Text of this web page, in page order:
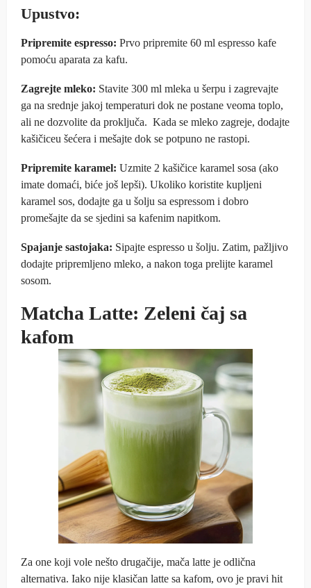
Upustvo:
Pripremite espresso: Prvo pripremite 60 ml espresso kafe
pomoću aparata za kafu.
Zagrejte mleko: Stavite 300 ml mleka u šerpu i zagrevajte
ga na srednje jakoj temperaturi dok ne postane veoma toplo,
ali ne dozvolite da proključa. Kada se mleko zagreje, dodajte
kašičiceu šećera i mešajte dok se potpuno ne rastopi.
Pripremite karamel: Uzmite 2 kašičice karamel sosa (ako
imate domaći, biće još lepši). Ukoliko koristite kupljeni
karamel sos, dodajte ga u šolju sa espressom i dobro
promešajte da se sjedini sa kafenim napitkom.
Spajanje sastojaka: Sipajte espresso u šolju. Zatim, pažljivo
dodajte pripremljeno mleko, a nakon toga prelijte karamel
sosom.
Matcha Latte: Zeleni čaj sa
kafom
Za one koji vole nešto drugačije, mača latte je odlična
alternativa. Iako nije klasičan latte sa kafom, ovo je pravi hit